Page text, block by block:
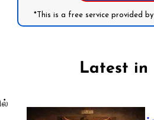
*This is a free service provided
Latest in